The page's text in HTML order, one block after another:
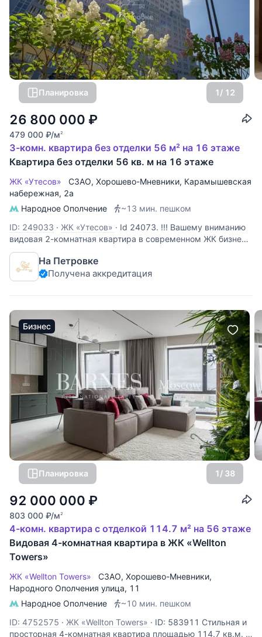
Планировка 1/ 12
26 800 000 ₽
479 000 ₽/м2
3-комн. квартира без отделки 56 м² на 16 этаже
Квартира без отделки 56 кв. м на 16 этаже
ЖК «Утесов» СЗАО, Хорошево-Мневники, Карамышевская
набережная, 2а
Народное Ополчение
~13 мин. пешком
ID: 249033 · ЖК «Утесов» · Id 24073. !!! Вашему вниманию
видовая 2-комнатная квартира в современном ЖК бизнес
класса " Утёсов" на берегу Москвы-реки !!! - Квартира
свободной планировки, с большими и панорамными
окнами с видом на Москву-реку – редкий формат. -
На Петровке
Получена аккредитация
Бизнес
Планировка 1/ 38
92 000 000 ₽
803 000 ₽/м2
4-комн. квартира с отделкой 114.7 м² на 56 этаже
Видовая 4-комнатная квартира в ЖК «Wellton
Towers»
ЖК «Wellton Towers» СЗАО, Хорошево-Мневники,
Народного Ополчения улица, 11
Народное Ополчение
~10 мин. пешком
ID: 4752575 · ЖК «Wellton Towers» · ID: 583911 Стильная и
просторная 4-комнатная квартира площадью 114.7 кв.м. с